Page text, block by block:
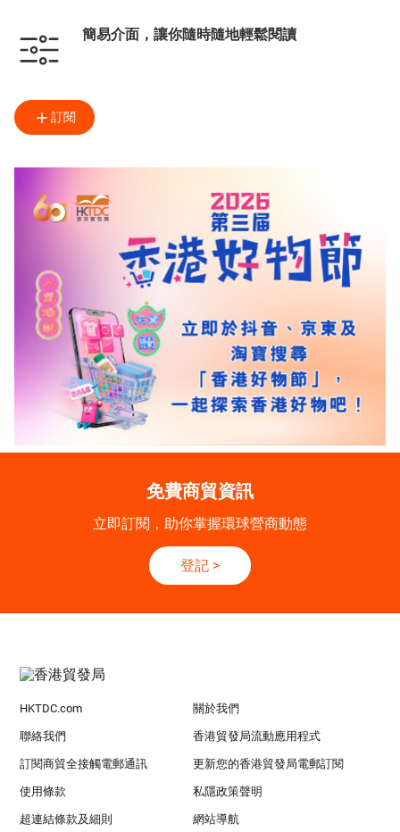
簡易介面，讓你隨時隨地輕鬆閱讀
訂閱
免費商貿資訊
立即訂閱，助你掌握環球營商動態
登記 >
HKTDC.com 關於我們
聯絡我們 香港貿發局流動應用程式
訂閱商貿全接觸電郵通訊 更新您的香港貿發局電郵訂閱
使用條款 私隱政策聲明
超連結條款及細則 網站導航